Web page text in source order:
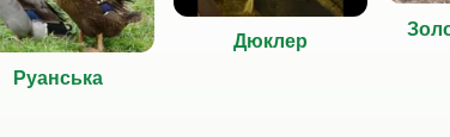
Руанська
Дюклер